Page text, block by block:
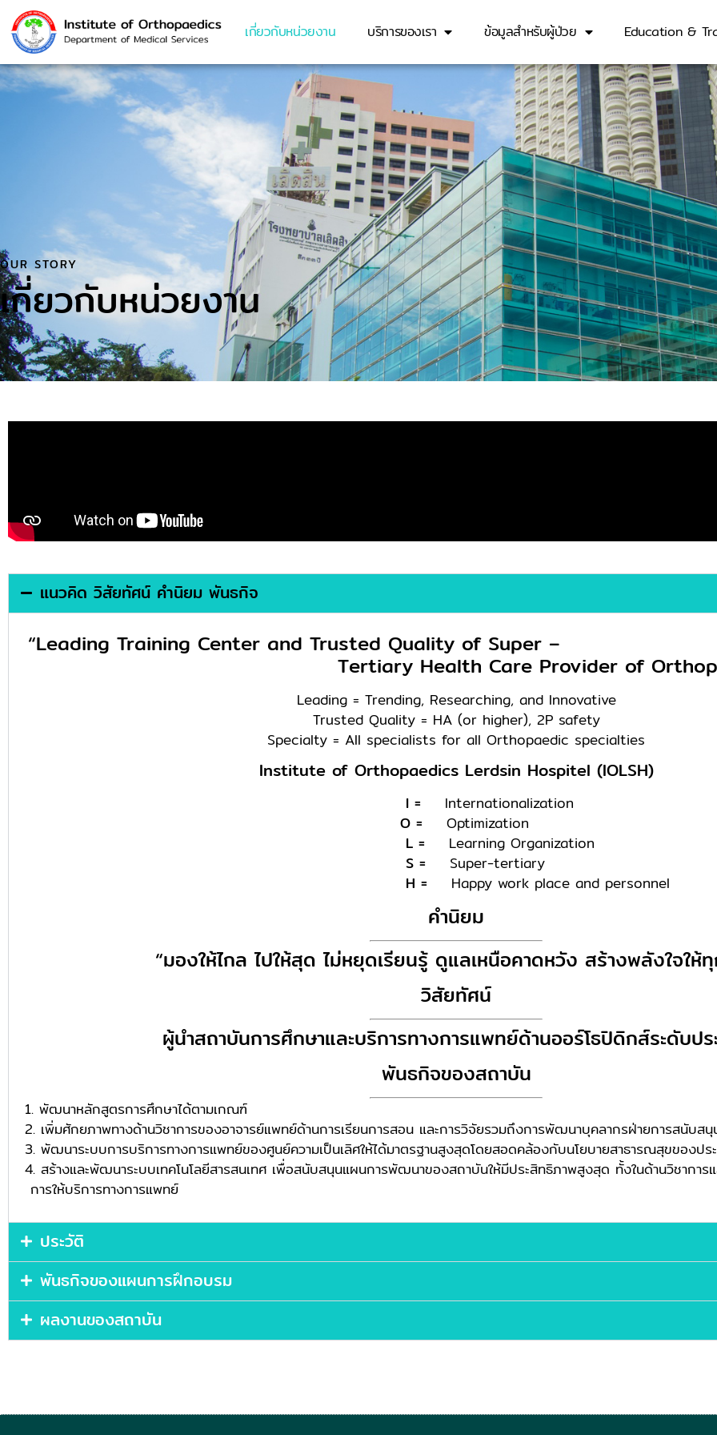
เกี่ยวกับหน่วยงาน บริการของเรา ข้อมูลสำหรับผู้ป่วย Education &
เกี่ยวกับหน่วยงาน
OUR STORY
เกี่ยวกับหน่วยงาน
แนวคิด วิสัยทัศน์ คำนิยม พันธกิจ
“Leading Training Center and Trusted Quality
Tertiary Health Care Provider of
Leading = Trending, Researching, and Innovative
Trusted Quality = HA (or higher), 2P safety
Specialty = All specialists for all Orthopaedic specialties
Institute of Orthopaedics Lerdsin Hospitel (IOLSH)
I =
Internationalization
O =
Optimization
L =
Learning Organization
S =
Super-tertiary
H =
Happy work place and personnel
คำนิยม
“มองให้ไกล ไปให้สุด ไม่หยุดเรียนรู้ ดูแลเหนือคาดหวัง สร้างพลังใจให้
วิสัยทัศน์
ผู้นำสถาบันการศึกษาและบริการทางการแพทย์ด้านออร์โธปิดิกส์ระดับปร
พันธกิจของสถาบัน
1. พัฒนาหลักสูตรการศึกษาได้ตามเกณฑ์
2. เพิ่มศักยภาพทางด้านวิชาการของอาจารย์แพทย์ด้านการเรียนการสอน และการวิจัยรวมถึงการพัฒนาบุคลากรฝ่ายการสนับส
3. พัฒนาระบบการบริการทางการแพทย์ของศูนย์ความเป็นเลิศให้ได้มาตรฐานสูงสุดโดยสอดคล้องกับนโยบายสาธารณสุขของปร
4. สร้างและพัฒนาระบบเทคโนโลยีสารสนเทศ เพื่อสนับสนุนแผนการพัฒนาของสถาบันให้มีประสิทธิภาพสูงสุด ทั้ง
การให้บริการทางการแพทย์
ประวัติ
พันธกิจของแผนการฝึกอบรม
ผลงานของสถาบัน